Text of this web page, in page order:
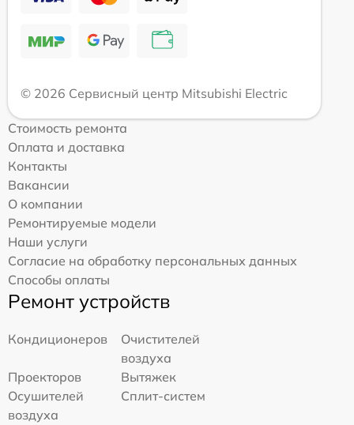
© 2026 Сервисный центр Mitsubishi Electric
Стоимость ремонта
Оплата и доставка
Контакты
Вакансии
О компании
Ремонтируемые модели
Наши услуги
Согласие на обработку персональных данных
Способы оплаты
Ремонт устройств
Кондиционеров
Очистителей
воздуха
Проекторов
Вытяжек
Осушителей
воздуха
Сплит-систем